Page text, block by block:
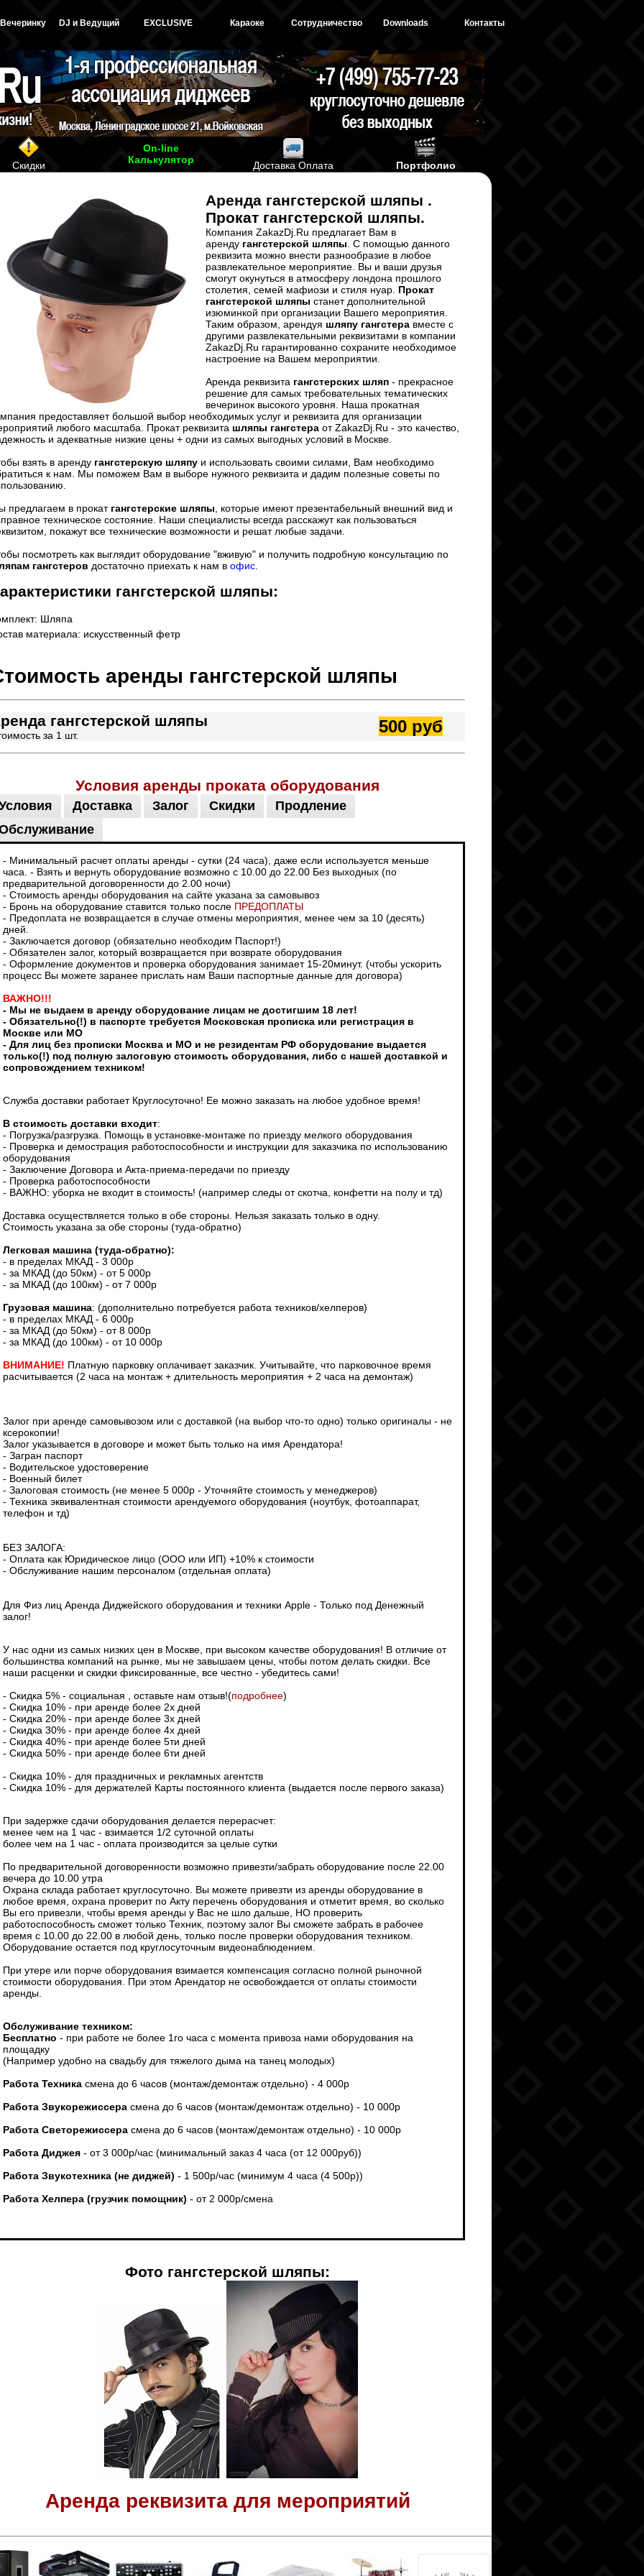
DJ и Ведущий EXCLUSIVE Караоке Сотрудничество Downloads Контакты
Скидки
On-line
Калькулятор
Доставка Оплата Портфолио
Аренда гангстерской шляпы .
Прокат гангстерской шляпы.
Компания ZakazDj.Ru предлагает Вам в
аренду гангстерской шляпы . С помощью данного
реквизита можно внести разнообразие в любое
развлекательное мероприятие. Вы и ваши друзья
смогут окунуться в атмосферу лондона прошлого
столетия, семей мафиози и стиля нуар. Прокат
гангстерской шляпы станет дополнительной
изюминкой при организации Вашего мероприятия.
Таким образом, арендуя шляпу гангстера вместе с
другими развлекательными реквизитами в компании
ZakazDj.Ru гарантированно сохраните необходимое
настроение на Вашем мероприятии.
Аренда реквизита гангстерских шляп - прекрасное
решение для самых требовательных тематических
вечеринок высокого уровня. Наша прокатная
предоставляет большой выбор необходимых услуг и реквизита для организации
любого масштаба. Прокат реквизита шляпы гангстера от ZakazDj.Ru - это качество,
и адекватные низкие цены + одни из самых выгодных условий в Москве.
взять в аренду гангстерскую шляпу и использовать своими силами, Вам необходимо
к нам. Мы поможем Вам в выборе нужного реквизита и дадим полезные советы по
предлагаем в прокат гангстерские шляпы , которые имеют презентабельный внешний вид и
техническое состояние. Наши специалисты всегда расскажут как пользоваться
покажут все технические возможности и решат любые задачи.
посмотреть как выглядит оборудование "вживую" и получить подробную консультацию по
гангстеров достаточно приехать к нам в офис
гангстерской шляпы:
Шляпа
материала: искусственный фетр
аренды гангстерской шляпы
гангстерской шляпы
за 1 шт. 500 руб
Условия аренды проката оборудования
Доставка Залог Скидки
Продление
- Минимальный расчет оплаты аренды - сутки (24 часа), даже если используется меньше
часа. - Взять и вернуть оборудование возможно с 10.00 до 22.00 Без выходных (по
предварительной договоренности до 2.00 ночи)
- Стоимость аренды оборудования на сайте указана за самовывоз
- Бронь на оборудование ставится только после ПРЕДОПЛАТЫ
- Предоплата не возвращается в случае отмены мероприятия, менее чем за 10 (десять)
дней.
- Заключается договор (обязательно необходим Паспорт!)
- Обязателен залог, который возвращается при возврате оборудования
- Оформление документов и проверка оборудования занимает 15-20минут. (чтобы ускорить
процесс Вы можете заранее прислать нам Ваши паспортные данные для договора)
ВАЖНО!!!
- Мы не выдаем в аренду оборудование лицам не достигшим 18 лет!
- Обязательно(!) в паспорте требуется Московская прописка или регистрация в
Москве или МО
- Для лиц без прописки Москва и МО и не резидентам РФ оборудование выдается
только(!) под полную залоговую стоимость оборудования, либо с нашей доставкой и
сопровождением техником!
Служба доставки работает Круглосуточно! Ее можно заказать на любое удобное время!
В стоимость доставки входит:
- Погрузка/разгрузка. Помощь в установке-монтаже по приезду мелкого оборудования
- Проверка и демострация работоспособности и инструкции для заказчика по использованию
оборудования
- Заключение Договора и Акта-приема-передачи по приезду
- Проверка работоспособности
- ВАЖНО: уборка не входит в стоимость! (например следы от скотча, конфетти на полу и тд)
Доставка осуществляется только в обе стороны. Нельзя заказать только в одну.
Стоимость указана за обе стороны (туда-обратно)
Легковая машина (туда-обратно):
- в пределах МКАД - 3 000р
- за МКАД (до 50км) - от 5 000р
- за МКАД (до 100км) - от 7 000р
Грузовая машина: (дополнительно потребуется работа техников/хелперов)
- в пределах МКАД - 6 000р
- за МКАД (до 50км) - от 8 000р
- за МКАД (до 100км) - от 10 000р
ВНИМАНИЕ! Платную парковку оплачивает заказчик. Учитывайте, что парковочное время
расчитывается (2 часа на монтаж + длительность мероприятия + 2 часа на демонтаж)
Залог при аренде самовывозом или с доставкой (на выбор что-то одно) только оригиналы - не
ксерокопии!
Залог указывается в договоре и может быть только на имя Арендатора!
- Загран паспорт
- Водительское удостоверение
- Военный билет
- Залоговая стоимость (не менее 5 000р - Уточняйте стоимость у менеджеров)
- Техника эквивалентная стоимости арендуемого оборудования (ноутбук, фотоаппарат,
телефон и тд)
БЕЗ ЗАЛОГА:
- Оплата как Юридическое лицо (ООО или ИП) +10% к стоимости
- Обслуживание нашим персоналом (отдельная оплата)
Для Физ лиц Аренда Диджейского оборудования и техники Apple - Только под Денежный
залог!
У нас одни из самых низких цен в Москве, при высоком качестве оборудования! В отличие от
большинства компаний на рынке, мы не завышаем цены, чтобы потом делать скидки. Все
наши расценки и скидки фиксированные, все честно - убедитесь сами!
- Скидка 5% - социальная , оставьте нам отзыв!(подробнее)
- Скидка 10% - при аренде более 2х дней
- Скидка 20% - при аренде более 3х дней
- Скидка 30% - при аренде более 4х дней
- Скидка 40% - при аренде более 5ти дней
- Скидка 50% - при аренде более 6ти дней
- Скидка 10% - для праздничных и рекламных агентств
- Скидка 10% - для держателей Карты постоянного клиента (выдается после первого заказа)
При задержке сдачи оборудования делается перерасчет:
менее чем на 1 час - взимается 1/2 суточной оплаты
более чем на 1 час - оплата производится за целые сутки
По предварительной договоренности возможно привезти/забрать оборудование после 22.00
вечера до 10.00 утра
Охрана склада работает круглосуточно. Вы можете привезти из аренды оборудование в
любое время, охрана проверит по Акту перечень оборудования и отметит время, во сколько
Вы его привезли, чтобы время аренды у Вас не шло дальше, НО проверить
работоспособность сможет только Техник, поэтому залог Вы сможете забрать в рабочее
время с 10.00 до 22.00 в любой день, только после проверки оборудования техником.
Оборудование остается под круглосуточным видеонаблюдением.
При утере или порче оборудования взимается компенсация согласно полной рыночной
стоимости оборудования. При этом Арендатор не освобождается от оплаты стоимости
аренды.
Обслуживание техником:
Бесплатно - при работе не более 1го часа с момента привоза нами оборудования на
площадку
(Например удобно на свадьбу для тяжелого дыма на танец молодых)
Работа Техника смена до 6 часов (монтаж/демонтаж отдельно) - 4 000р
Работа Звукорежиссера смена до 6 часов (монтаж/демонтаж отдельно) - 10 000р
Работа Светорежиссера смена до 6 часов (монтаж/демонтаж отдельно) - 10 000р
Работа Диджея - от 3 000р/час (минимальный заказ 4 часа (от 12 000руб))
Работа Звукотехника (не диджей) - 1 500р/час (минимум 4 часа (4 500р))
Работа Хелпера (грузчик помощник) - от 2 000р/смена
Фото гангстерской шляпы:
Аренда реквизита для мероприятий